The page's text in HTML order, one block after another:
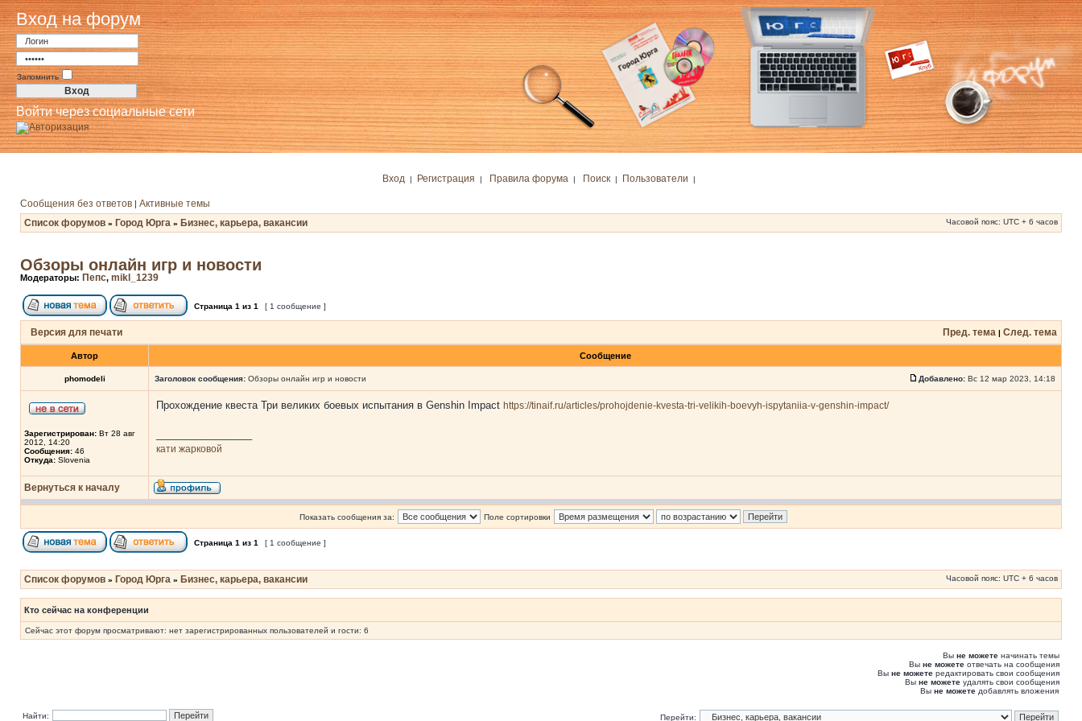
Вход на форум
Запомнить
Войти через социальные сети
Вход | Регистрация | Правила форума | Поиск| Пользователи |
Сообщения без ответов | Активные темы
Список форумов » Город Юрга » Бизнес, карьера, вакансии Часовой пояс: UTC + 6 часов
Обзоры онлайн игр и новости
Модераторы: Пепс, mikl_1239
Страница 1 из 1 [ 1 сообщение ]
Версия для печати Пред. тема | След. тема
Автор Сообщение
phomodeli Заголовок сообщения: Обзоры онлайн игр и новости Добавлено: Вс 12 мар 2023, 14:18
Зарегистрирован: Вт 28 авг
2012, 14:20
Сообщения: 46
Откуда: Slovenia
Прохождение квеста Три великих боевых испытания в Genshin Impact https://tinaif.ru/articles/prohojdenie-kvesta-tri-velikih-boevyh-ispytaniia-v-genshin-impact/
кати жарковой
Вернуться к началу
Показать сообщения за: Поле сортировки
Страница 1 из 1 [ 1 сообщение ]
Список форумов » Город Юрга » Бизнес, карьера, вакансии Часовой пояс: UTC + 6 часов
Кто сейчас на конференции
Сейчас этот форум просматривают: нет зарегистрированных пользователей и гости: 6
Вы не можете начинать темы
Вы не можете отвечать на сообщения
Вы не можете редактировать свои сообщения
Вы не можете удалять свои сообщения
Вы не можете добавлять вложения
Найти: Перейти: